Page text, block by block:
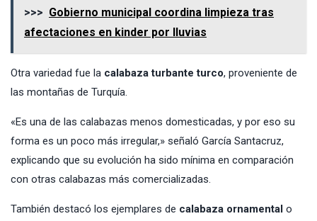
>>> Gobierno municipal coordina limpieza tras
afectaciones en kinder por lluvias
Otra variedad fue la calabaza turbante turco, proveniente de
las montañas de Turquía.
«Es una de las calabazas menos domesticadas, y por eso su
forma es un poco más irregular,» señaló García Santacruz,
explicando que su evolución ha sido mínima en comparación
con otras calabazas más comercializadas.
También destacó los ejemplares de calabaza ornamental o